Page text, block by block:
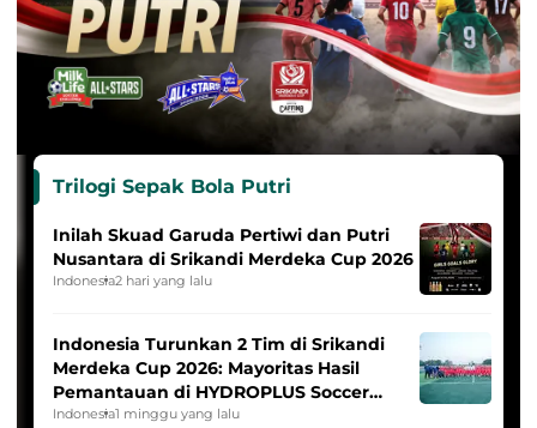
Trilogi Sepak Bola Putri
Inilah Skuad Garuda Pertiwi dan Putri
Nusantara di Srikandi Merdeka Cup 2026
Indonesia2 hari yang lalu
Indonesia Turunkan 2 Tim di Srikandi
Merdeka Cup 2026: Mayoritas Hasil
Pemantauan di HYDROPLUS Soccer
League
Indonesia1 minggu yang lalu